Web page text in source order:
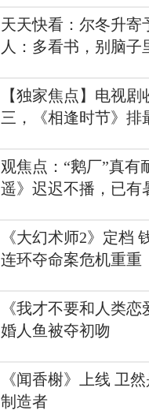
梦
天天快看：尔冬升寄
人：多看书，别脑子
【独家焦点】电视
三，《相逢时节》排
观焦点：“鹅厂”真有
遥》迟迟不播，已有
《大幻术师2》定档
连环夺命案危机重重
《我才不要和人类
婚人鱼被夺初吻
《闻香榭》上线 卫
制造者